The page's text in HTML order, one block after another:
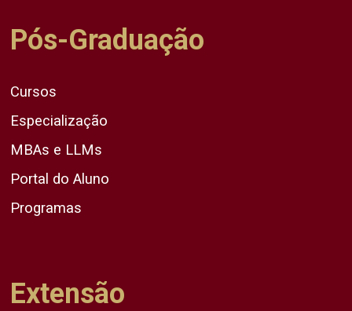
Pós-Graduação
Cursos
Especialização
MBAs e LLMs
Portal do Aluno
Programas
Extensão